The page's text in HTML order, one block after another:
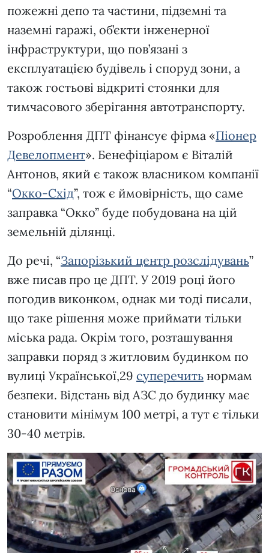
пожежні депо та частини, підземні та
наземні гаражі, об’єкти інженерної
інфраструктури, що пов’язані з
експлуатацією будівель і споруд зони, а
також гостьові відкриті стоянки для
тимчасового зберігання автотранспорту.
Розроблення ДПТ фінансує фірма «Піонер
Девелопмент». Бенефіціаром є Віталій
Антонов, який є також власником компанії
“Окко-Схід”, тож є ймовірність, що саме
заправка “Окко” буде побудована на цій
земельній ділянці.
До речі, “Запорізький центр розслідувань”
вже писав про це ДПТ. У 2019 році його
погодив виконком, однак ми тоді писали,
що таке рішення може приймати тільки
міська рада. Окрім того, розташування
заправки поряд з житловим будинком по
вулиці Української,29 суперечить нормам
безпеки. Відстань від АЗС до будинку має
становити мінімум 100 метрі, а тут є тільки
30-40 метрів.